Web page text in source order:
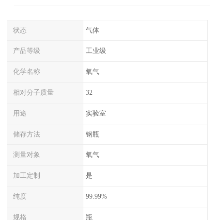
状态 气体
产品等级 工业级
化学名称 氧气
相对分子质量 32
用途 实验室
储存方法 钢瓶
测量对象 氧气
加工定制 是
纯度 99.99%
规格 瓶